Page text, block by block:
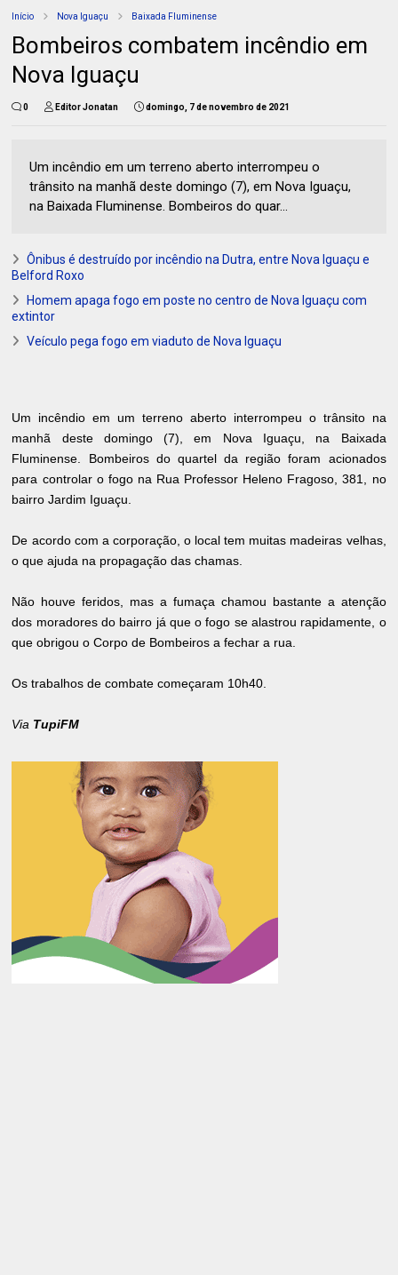
Início Nova Iguaçu Baixada Fluminense
Bombeiros combatem incêndio em
Nova Iguaçu
0 Editor Jonatan domingo, 7 de novembro de 2021
Um incêndio em um terreno aberto interrompeu o
trânsito na manhã deste domingo (7), em Nova Iguaçu,
na Baixada Fluminense. Bombeiros do quar...
Ônibus é destruído por incêndio na Dutra, entre Nova Iguaçu e
Belford Roxo
Homem apaga fogo em poste no centro de Nova Iguaçu com
extintor
Veículo pega fogo em viaduto de Nova Iguaçu
Um incêndio em um terreno aberto interrompeu o trânsito na
manhã deste domingo (7), em Nova Iguaçu, na Baixada
Fluminense. Bombeiros do quartel da região foram acionados
para controlar o fogo na Rua Professor Heleno Fragoso, 381, no
bairro Jardim Iguaçu.
De acordo com a corporação, o local tem muitas madeiras velhas,
o que ajuda na propagação das chamas.
Não houve feridos, mas a fumaça chamou bastante a atenção
dos moradores do bairro já que o fogo se alastrou rapidamente, o
que obrigou o Corpo de Bombeiros a fechar a rua.
Os trabalhos de combate começaram 10h40.
Via TupiFM